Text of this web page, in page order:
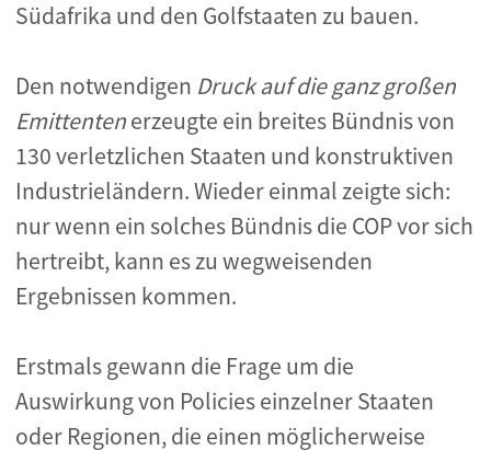
Südafrika und den Golfstaaten zu bauen.
Den notwendigen Druck auf die ganz großen
Emittentenerzeugte ein breites Bündnis von
130 verletzlichen Staaten und konstruktiven
Industrieländern. Wieder einmal zeigte sich:
nur wenn ein solches Bündnis die COP vor sich
hertreibt, kann es zu wegweisenden
Ergebnissen kommen.
Erstmals gewann die Frage um die
Auswirkung von Policies einzelner Staaten
oder Regionen, die einen möglicherweise